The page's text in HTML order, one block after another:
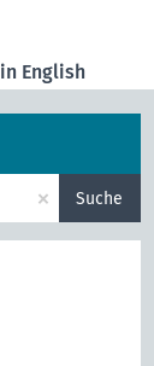
in English
× Suche